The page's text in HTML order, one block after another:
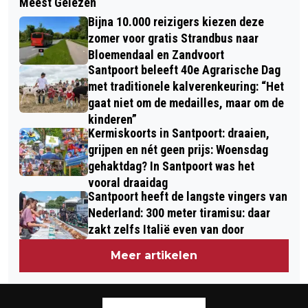
VIJFDE JAAR OP RIJ SCHELPEN
TELLEN OP 25 PLEKKEN LANGS DE
NEDERLANDSE KUST
FRANSE LIEDEREN WERPEN NIEUW
LICHT OP DE DREYFUS-AFFAIRE IN
BLOEMENDAAL
Bijna 10.000 reizigers kiezen deze
zomer voor gratis Strandbus naar
Bloemendaal en Zandvoort
Santpoort beleeft 40e Agrarische Dag
met traditionele kalverenkeuring: “Het
gaat niet om de medailles, maar om de
kinderen”
Kermiskoorts in Santpoort: draaien,
grijpen en nét geen prijs: Woensdag
gehaktdag? In Santpoort was het
vooral draaidag
Santpoort heeft de langste vingers van
Nederland: 300 meter tiramisu: daar
zakt zelfs Italië even van door
Meer artikelen